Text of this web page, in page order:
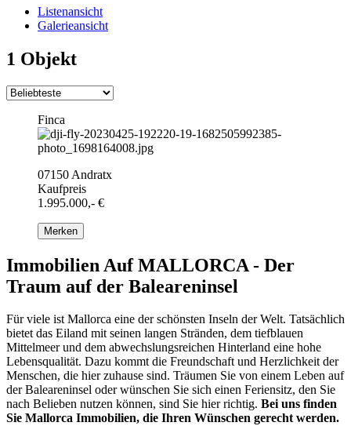
Listenansicht
Galerieansicht
1 Objekt
Finca
07150 Andratx
Kaufpreis
1.995.000,- €
Merken
Immobilien Auf MALLORCA - Der
Traum auf der Baleareninsel
Für viele ist Mallorca eine der schönsten Inseln der Welt. Tatsächlich
bietet das Eiland mit seinen langen Stränden, dem tiefblauen
Mittelmeer und dem abwechslungsreichen Hinterland eine hohe
Lebensqualität. Dazu kommt die Freundschaft und Herzlichkeit der
Menschen, die hier zuhause sind. Träumen Sie von einem Leben auf
der Baleareninsel oder wünschen Sie sich einen Feriensitz, den Sie
nach Belieben nutzen können, sind Sie hier richtig. Bei uns finden
Sie Mallorca Immobilien, die Ihren Wünschen gerecht werden.